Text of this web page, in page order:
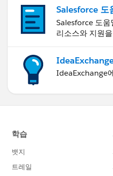
Salesforce 도
Salesforce 도움
리소스와 지원
IdeaExchange